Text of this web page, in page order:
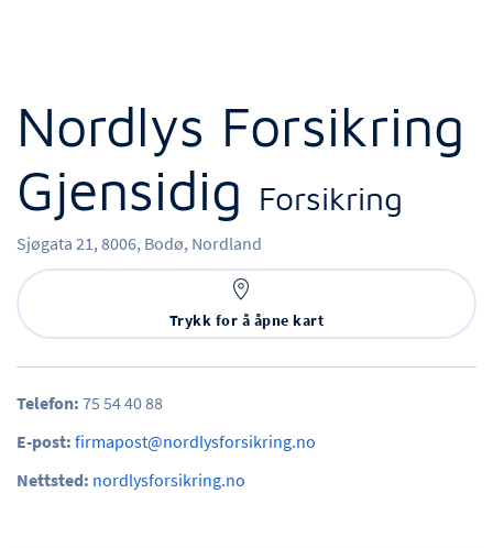
Nordlys Forsikring
Gjensidig Forsikring
Sjøgata 21, 8006, Bodø, Nordland
Trykk for å åpne kart
Telefon: 75 54 40 88
E-post: firmapost@nordlysforsikring.no
Nettsted: nordlysforsikring.no